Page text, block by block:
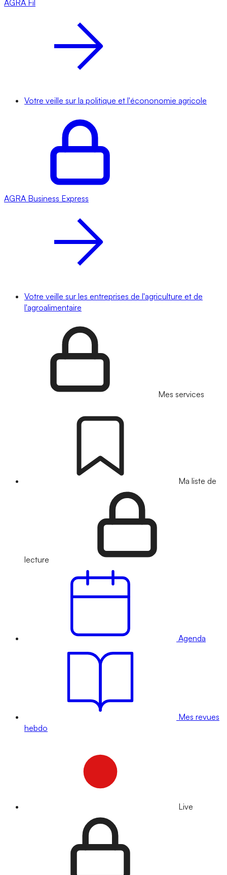
AGRA Fil
Votre veille sur la politique et l'écononomie agricole
AGRA Business Express
Votre veille sur les entreprises de l'agriculture et de
l'agroalimentaire
Mes services
Ma liste de
lecture
Agenda
Mes revues
hebdo
Live